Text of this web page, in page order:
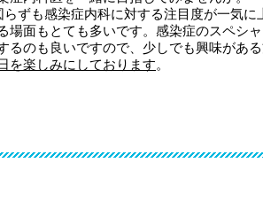
ずも感染症内科に対する注目度が一気
場面もとても多いです。感染症のスペシ
るのも良いですので、少しでも興味があ
を楽しみにしております。